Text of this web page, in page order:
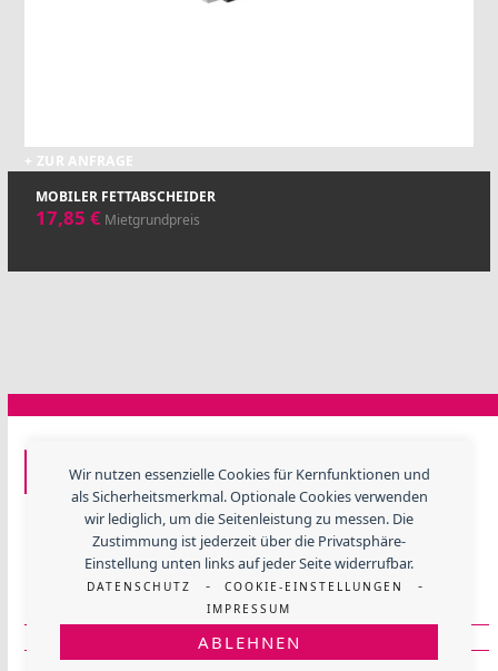
Wir nutzen essenzielle Cookies für Kernfunktionen und
als Sicherheitsmerkmal. Optionale Cookies verwenden
wir lediglich, um die Seitenleistung zu messen. Die
Zustimmung ist jederzeit über die Privatsphäre-
Einstellung unten links auf jeder Seite widerrufbar.
DATENSCHUTZ - COOKIE-EINSTELLUNGEN -
IMPRESSUM
ABLEHNEN
+ ZUR ANFRAGE
MOBILER FETTABSCHEIDER
17,85€ Mietgrundpreis
GF EVENTTECHNIK
Lerchenweide 3, 67480 Edenkoben
Telefon+ 49 (06323) 984 330
E-Mail:info@gfevent.de
Mehr über Gaumenfreunde
Mehr über GF Eventtechnik